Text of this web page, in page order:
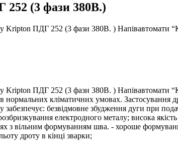
(3 фази 380В.)
Kripton ПДГ 252 (3 фази 380В. ) Напівавтомати
Kripton ПДГ 252 (3 фази 380В. ) Напівавтомати
нормальних кліматичних умовах. Застосування
безвідмовне збудження дуги при
електродного металу; висока
з вільним формуванням шва. - хороше
дроту в кінці зварки;